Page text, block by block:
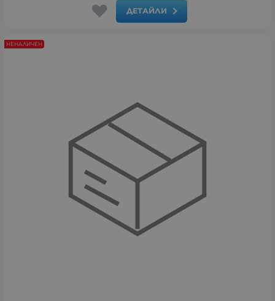
ДЕТАЙЛИ
НЕНАЛИЧЕН